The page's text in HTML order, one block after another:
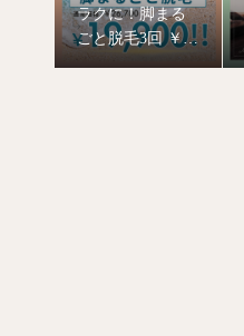
ラクに！脚まる
ごと脱毛3回 ￥1